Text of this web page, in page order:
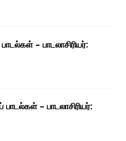
– பாடலாசிரியர்:
பாடல்கள் – பாடலாசிரியர்: